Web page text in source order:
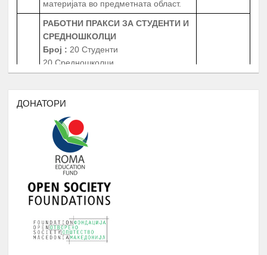
РАБОТНИ ПРАКСИ
СРЕДНОШКОЛЦИ
Број:20 Студенти
20 Средношколци
20 Ментори за средношколците при
извршување на работната пракса
Период: 3 Месеци
Работни пракси во институции, НВО,
приватни фирми и компании
БИБЛИОТЕКА НА РОМАВЕРЗИТАС
Студенти и корисници на
Ромаверзитас. Набавка на нови книги
потребни за користење од страна на
студентите на Ромаверзитас
МЕСЕЧНИ СОСТАНОЦИ СО
СТУДЕНТИТЕ НА РОМАВЕРЗИТАС И
КВАРТАЛНИ СОСТАНОЦИ СО
СТУДЕНТИ И СРЕДНОШКОЛЦИ
ДОНАТОРИ